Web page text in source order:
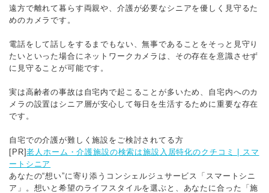
遠方で離れて暮らす両親や、介護が必要なシニアを優しく見守るた
めのカメラです。
電話をして話しをするまでもない、無事であることをそっと見守り
たいといった場合にネットワークカメラは、その存在を意識させず
に見守ることが可能です。
実は高齢者の事故は自宅内で起こることが多いため、自宅内へのカ
メラの設置はシニア層が安心して毎日を生活するために重要な存在
です。
自宅での介護が難しく施設をご検討されてる方
[PR]老人ホーム・介護施設の検索は施設入居特化のクチコミ | スマ
ートシニア
あなたの“想い”に寄り添うコンシェルジュサービス「スマートシニ
ア」。想いと希望のライフスタイルを選ぶと、あなたに合った「施